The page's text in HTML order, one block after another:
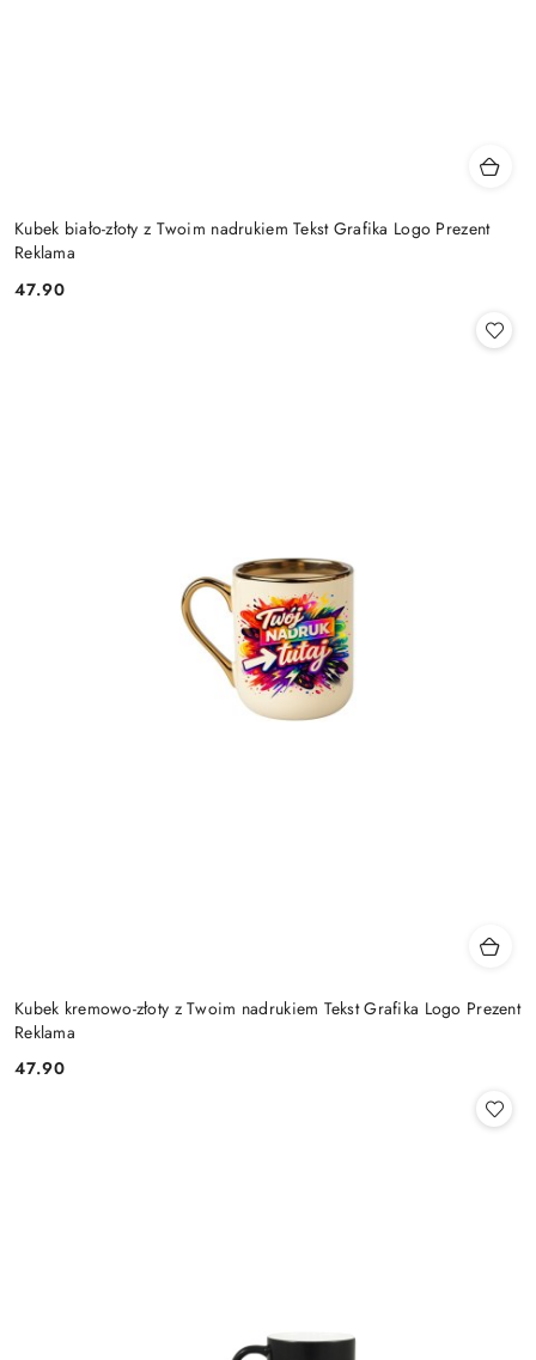
Kubek biało-złoty z Twoim nadrukiem Tekst Grafika Logo Prezent
Reklama
Cena:
47.90
Kubek kremowo-złoty z Twoim nadrukiem Tekst Grafika Logo Prezent
Reklama
Cena:
47.90